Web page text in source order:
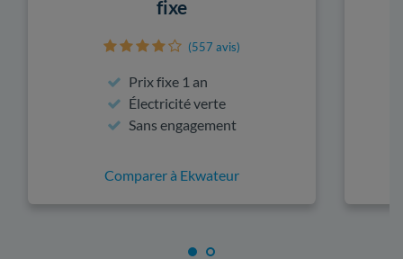
fixe
(557 avis)
Prix fixe 1 an
Électricité verte
Sans engagement
Comparer à Ekwateur